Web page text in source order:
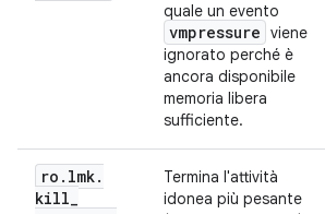
quale un evento
vmpressure viene
ignorato perché è
ancora disponibile
memoria libera
sufficiente.
ro . lmk.
kill_
Termina l'attività
idonea più pesante